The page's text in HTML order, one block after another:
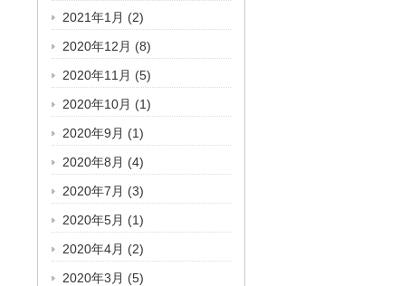
2021年1月 (2)
2020年12月 (8)
2020年11月 (5)
2020年10月 (1)
2020年9月 (1)
2020年8月 (4)
2020年7月 (3)
2020年5月 (1)
2020年4月 (2)
2020年3月 (5)